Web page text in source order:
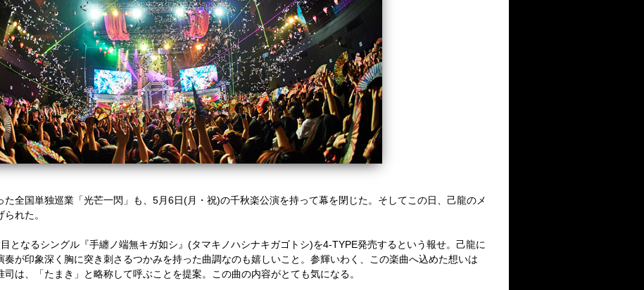
全国単独巡業「光芒一閃」も、5月6日(月・祝)の千秋楽公演を持って幕を閉じた。そしてこの日、己龍のメ
れた。
となるシングル『手纏ノ端無キガ如シ』(タマキノハシナキガゴトシ)を4-TYPE発売するという報せ。己龍に
奏が印象深く胸に突き刺さるつかみを持った曲調なのも嬉しいこと。参輝いわく、この楽曲へ込めた想いは
司は、「たまき」と略称して呼ぶことを提案。この曲の内容がとても気になる。